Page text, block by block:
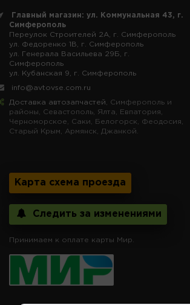
Главный магазин: ул. Коммунальная 43, г.
Симферополь
Переулок Строителей 2А, г. Симферополь
ул. Федоренко 1В, г. Симферополь
ул. Генерала Васильева 29Б, г.
Симферополь
ул. Кубанская 9, г. Симферополь
info@avtovse.com.ru
Доставка автозапчастей , Симферополь и
районы, Севастополь, Ялта, Евпатория,
Черноморское, Саки, Белогорск, Феодосия,
Старый Крым, Армянск, Джанкой.
Карта схема проезда
Следить за изменениями
Принимаем к оплате карты Мир.